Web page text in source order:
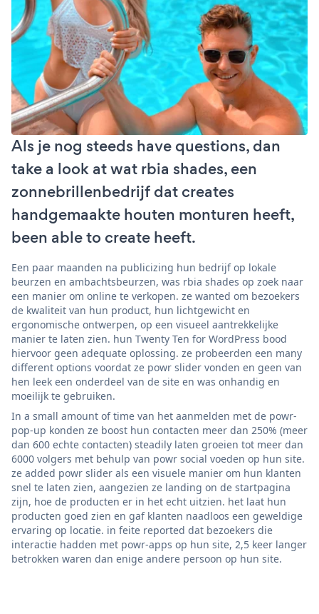
Als je nog steeds have questions, dan
take a look at wat rbia shades, een
zonnebrillenbedrijf dat creates
handgemaakte houten monturen heeft,
been able to create heeft.
Een paar maanden na publicizing hun bedrijf op lokale
beurzen en ambachtsbeurzen, was rbia shades op zoek naar
een manier om online te verkopen. ze wanted om bezoekers
de kwaliteit van hun product, hun lichtgewicht en
ergonomische ontwerpen, op een visueel aantrekkelijke
manier te laten zien. hun Twenty Ten for WordPress bood
hiervoor geen adequate oplossing. ze probeerden een many
different options voordat ze powr slider vonden en geen van
hen leek een onderdeel van de site en was onhandig en
moeilijk te gebruiken.
In a small amount of time van het aanmelden met de powr-
pop-up konden ze boost hun contacten meer dan 250% (meer
dan 600 echte contacten) steadily laten groeien tot meer dan
6000 volgers met behulp van powr social voeden op hun site.
ze added powr slider als een visuele manier om hun klanten
snel te laten zien, aangezien ze landing on de startpagina
zijn, hoe de producten er in het echt uitzien. het laat hun
producten goed zien en gaf klanten naadloos een geweldige
ervaring op locatie. in feite reported dat bezoekers die
interactie hadden met powr-apps op hun site, 2,5 keer langer
betrokken waren dan enige andere persoon op hun site.